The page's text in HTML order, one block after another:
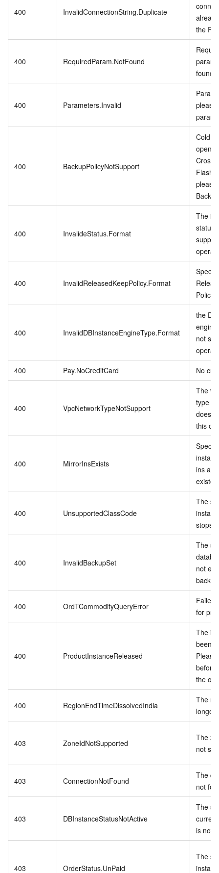
400 InvalidConnectionString.Duplicate
the
400 RequiredParam.NotFound
param
found.
400 Parameters.Invalid
please
400 BackupPolicyNotSupport
Cold
open
Flash
please
400 InvalideStatus.Format
The
status
400 InvalidReleasedKeepPolicy.Format
Policy
400 InvalidDBInstanceEngineType.Format
the
not
400 Pay.NoCreditCard No
400 VpcNetworkTypeNotSupport
The
type
does
this
400 MirrorInsExists
ins
400 UnsupportedClassCode
The
stops
400 InvalidBackupSet
The
not
400 OrdTCommodityQueryError
Failed
for
400 ProductInstanceReleased
The
been
before
the
400 RegionEndTimeDissolvedIndia
The
longer
403 ZoneIdNotSupported
The
not
403 ConnectionNotFound
The
not
403 DBInstanceStatusNotActive
The
is not
403 OrderStatus.UnPaid
The